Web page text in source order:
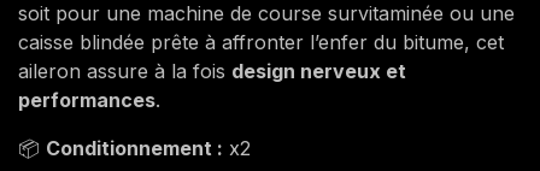
soit pour une machine de course survitaminée ou une
caisse blindée prête à affronter l’enfer du bitume, cet
aileron assure à la fois design nerveux et
performances.
📦 Conditionnement : x2